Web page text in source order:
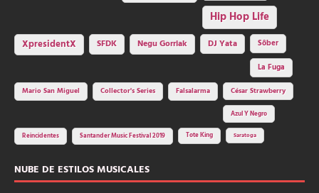
Hip Hop Life
XpresidentX SFDK Negu Gorriak DJ Yata
Sôber
La Fuga
Mario San Miguel
Collector's Series Falsalarma César Strawberry
Azul Y Negro
Reincidentes Santander Music Festival 2019 Tote King Saratoga
NUBE DE ESTILOS MUSICALES